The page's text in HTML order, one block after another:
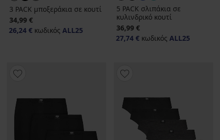
3 PACK μποξεράκια σε κουτί
34,99 €
26,24 € κωδικός ALL25
5 PACK σλιπάκια σε
κυλινδρικό κουτί
36,99 €
27,74 € κωδικός ALL25